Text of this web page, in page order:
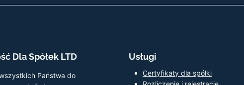
Dla Spółek LTD
Państwa do
Usługi
Certyfikaty dla spółki